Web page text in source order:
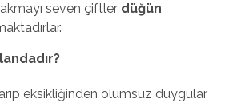
seven çiftler düğün
eksikliğinden olumsuz duygular